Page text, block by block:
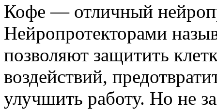
Кофе — отличный
Нейропротекторами
позволяют защитить
воздействий,
улучшить работу. Но не